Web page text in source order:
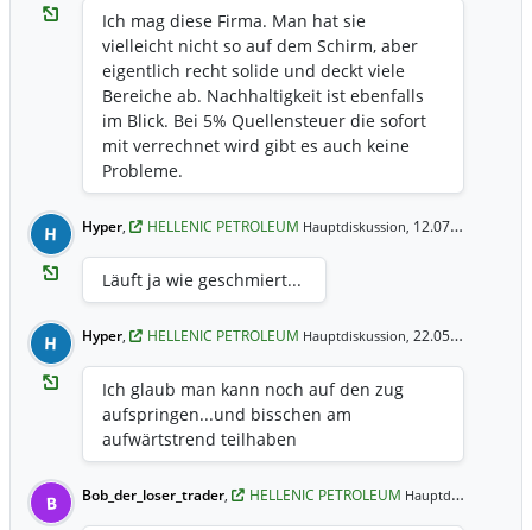
Ich mag diese Firma. Man hat sie
vielleicht nicht so auf dem Schirm, aber
eigentlich recht solide und deckt viele
Bereiche ab. Nachhaltigkeit ist ebenfalls
im Blick. Bei 5% Quellensteuer die sofort
mit verrechnet wird gibt es auch keine
Probleme.
H Hyper, HELLENIC PETROLEUM Hauptdiskussion, 12.07.2017 15:13 Uhr
Läuft ja wie geschmiert...
H Hyper, HELLENIC PETROLEUM Hauptdiskussion, 22.05.2017 14:03 Uhr
Ich glaub man kann noch auf den zug
aufspringen...und bisschen am
aufwärtstrend teilhaben
B Bob_der_loser_trader, HELLENIC PETROLEUM Hauptdiskussion,